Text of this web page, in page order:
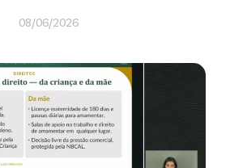
08/06/2026